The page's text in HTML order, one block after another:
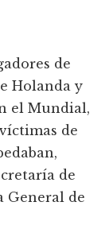
de
Holanda y
el Mundial,
de
de
General de